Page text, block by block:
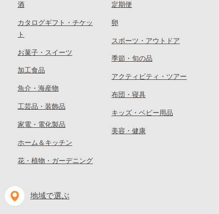
酒
カタログギフト・チケッ
ト
お菓子・スイーツ
加工食品
魚介・海産物
工芸品・装飾品
家電・電化製品
ホーム＆キッチン
花・植物・ガーデニング
定期便
卵
スポーツ・アウトドア
季節・旬の品
アクティビティ・ツアー
布団・寝具
キッズ・ベビー用品
美容・健康
地域で選ぶ